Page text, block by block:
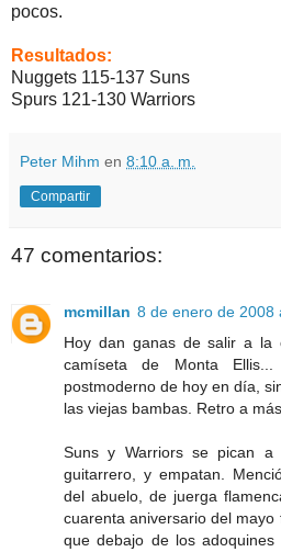
pocos.
Resultados:
Nuggets 115-137 Suns
Spurs 121-130 Warriors
Peter Mihm en 8:10 a. m.
Compartir
47 comentarios:
mcmillan 8 de enero de 2008
Hoy dan ganas de salir a la
camíseta de Monta
postmoderno de hoy en día,
las viejas bambas. Retro a más
Suns y Warriors se pican
guitarrero, y empatan.
del abuelo, de juerga
cuarenta aniversario del
que debajo de los